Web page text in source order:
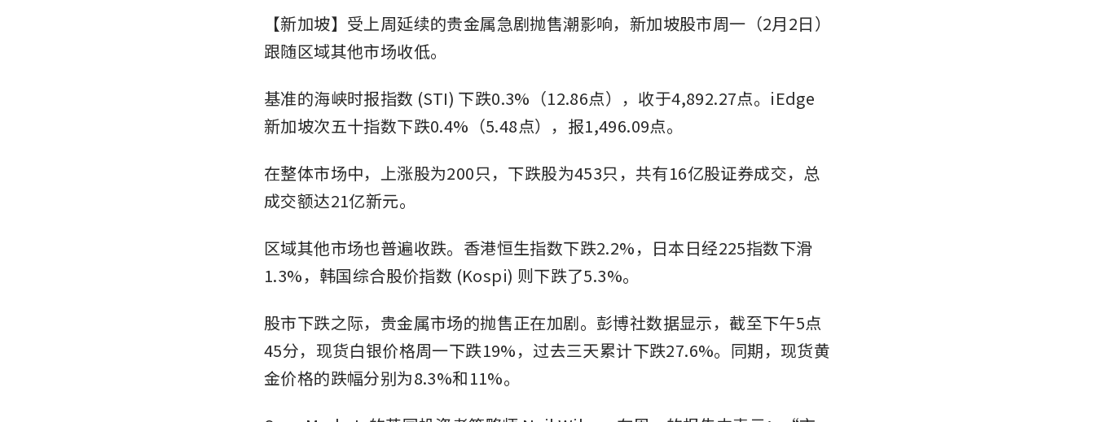
【新加坡】受上周延续的贵金属急剧抛售潮影响，新加坡股市周一（2月2日）
跟随区域其他市场收低。
基准的海峡时报指数 (STI) 下跌0.3%（12.86点），收于4,892.27点。iEdge
新加坡次五十指数下跌0.4%（5.48点），报1,496.09点。
在整体市场中，上涨股为200只，下跌股为453只，共有16亿股证券成交，总
成交额达21亿新元。
区域其他市场也普遍收跌。香港恒生指数下跌2.2%，日本日经225指数下滑
1.3%，韩国综合股价指数 (Kospi) 则下跌了5.3%。
股市下跌之际，贵金属市场的抛售正在加剧。彭博社数据显示，截至下午5点
45分，现货白银价格周一下跌19%，过去三天累计下跌27.6%。同期，现货黄
金价格的跌幅分别为8.3%和11%。